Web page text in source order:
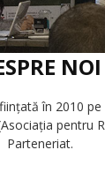
NOI
în 2010
pentru
Parteneriat.